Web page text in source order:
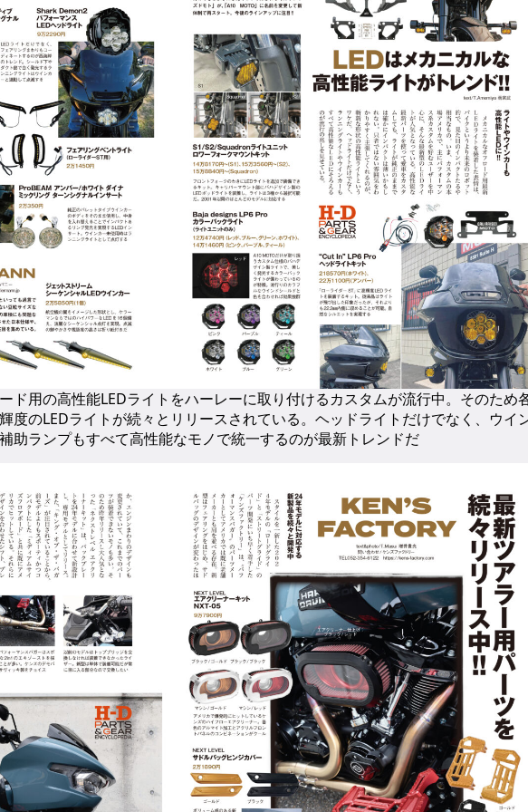
ド用の高性能LEDライトをハーレーに取り付けるカスタムが流行中。そのため
度のLEDライトが続々とリリースされている。ヘッドライトだけでなく、ウイ
助ランプもすべて高性能なモノで統一するのが最新トレンドだ